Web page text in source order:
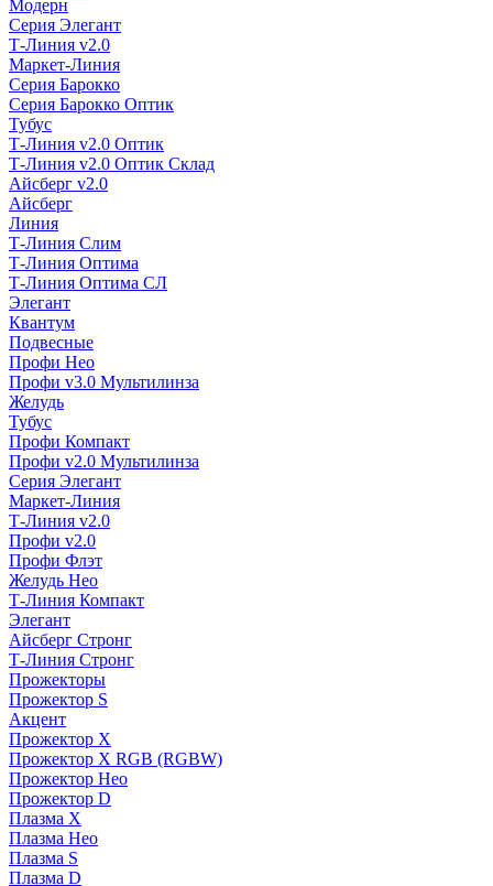
Модерн
Серия Элегант
Т-Линия v2.0
Маркет-Линия
Серия Барокко
Серия Барокко Оптик
Тубус
Т-Линия v2.0 Оптик
Т-Линия v2.0 Оптик Склад
Айсберг v2.0
Айсберг
Линия
Т-Линия Слим
Т-Линия Оптима
Т-Линия Оптима СЛ
Элегант
Квантум
Подвесные
Профи Нео
Профи v3.0 Мультилинза
Желудь
Тубус
Профи Компакт
Профи v2.0 Мультилинза
Серия Элегант
Маркет-Линия
Т-Линия v2.0
Профи v2.0
Профи Флэт
Желудь Нео
Т-Линия Компакт
Элегант
Айсберг Стронг
Т-Линия Стронг
Прожекторы
Прожектор S
Акцент
Прожектор X
Прожектор Х RGB (RGBW)
Прожектор Нео
Прожектор D
Плазма X
Плазма Нео
Плазма S
Плазма D